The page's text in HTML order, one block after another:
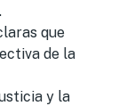
que
de la
y la